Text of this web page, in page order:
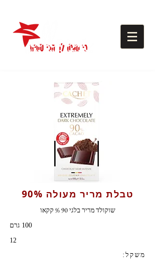
טבלת מריר מעולה 90%
שוקולד מריר בלגי 90 % קקאו
100 גרם
12
משקל: